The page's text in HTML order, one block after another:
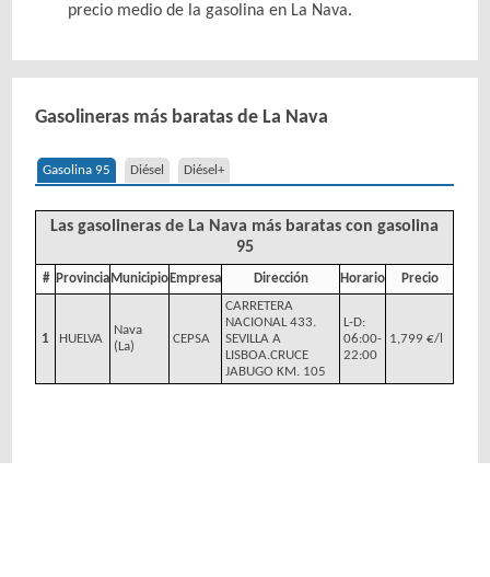
precio medio de la gasolina en La Nava.
Gasolineras más baratas de La Nava
Gasolina 95 Diésel Diésel+
Las gasolineras de La Nava más baratas con gasolina
95
# Provincia Municipio Empresa Dirección Horario Precio
1 HUELVA
Nava
(La)
CEPSA
CARRETERA
NACIONAL 433.
SEVILLA A
LISBOA.CRUCE
JABUGO KM. 105
L-D:
06:00-
22:00
1,799 €/l